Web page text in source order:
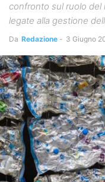
confronto sul ruolo del
legate alla gestione
Da Redazione - 3 Giugno